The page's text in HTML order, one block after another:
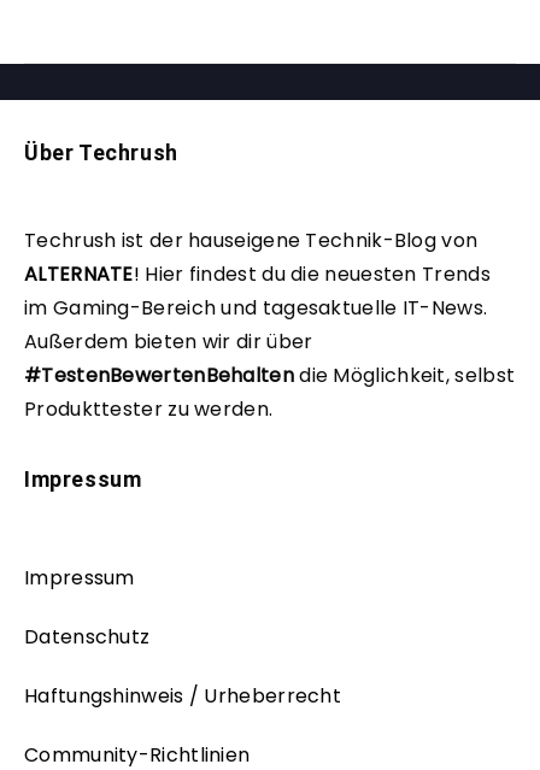
Über Techrush
Techrush ist der hauseigene Technik-Blog von
ALTERNATE! Hier findest du die neuesten Trends
im Gaming-Bereich und tagesaktuelle IT-News.
Außerdem bieten wir dir über
#TestenBewertenBehaltendie Möglichkeit, selbst
Produkttester zu werden.
Impressum
Impressum
Datenschutz
Haftungshinweis / Urheberrecht
Community-Richtlinien